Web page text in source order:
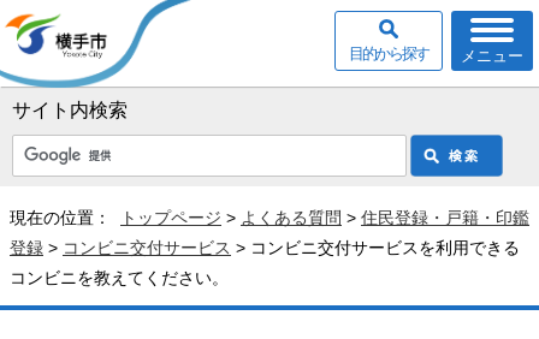
サイト内検索
メニュー
目的から探す
現在の位置： トップページ > よくある質問 > 住民登録・戸籍・印鑑
登録 > コンビニ交付サービス > コンビニ交付サービスを利用できる
コンビニを教えてください。